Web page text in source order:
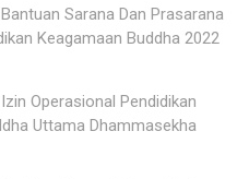
Sarana Dan Prasarana
Keagamaan Buddha 2022
Operasional Pendidikan
Uttama Dhammasekha